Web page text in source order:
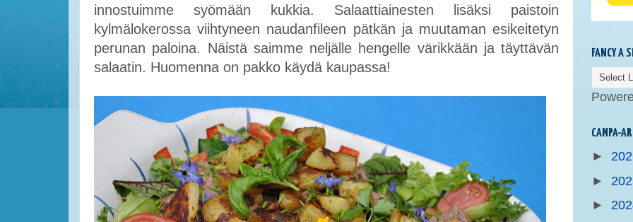
innostuimme syömään kukkia. Salaattiainesten lisäksi paistoin
kylmälokerossa viihtyneen naudanfileen pätkän ja muutaman esikeitetyn
perunan paloina. Näistä saimme neljälle hengelle värikkään ja täyttävän
salaatin. Huomenna on pakko käydä kaupassa!
FANCY A
CAMPA-
►
►
►